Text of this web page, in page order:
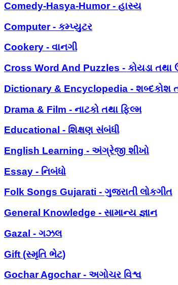
Comedy-Hasya-Humor - હાસ્ય
Computer - કમ્પ્યુટર
Cookery - વાનગી
Cross Word And Puzzles - કોયડા તથા
Dictionary & Encyclopedia - શબ્દકોશ
Drama & Film - નાટકો તથા ફિલ્મ
Educational - શિક્ષણ સંબંધી
English Learning - અંગ્રેજી શીખો
Essay - નિબંધો
Folk Songs Gujarati - ગુજરાતી લોકગીત
General Knowledge - સામાન્ય જ્ઞાન
Gazal - ગઝલ
Gift (સ્મૃતિ ભેટ)
Gochar Agochar - અગોચર વિશ્વ